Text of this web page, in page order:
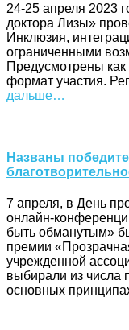
24-25 апреля 2023
доктора Лизы»
Инклюзия,
ограниченными
Предусмотрены
формат участия.
дальше…
Названы
7 апреля, в День
онлайн-
быть обманутым»
премии
учрежденной
выбирали из числа
основных